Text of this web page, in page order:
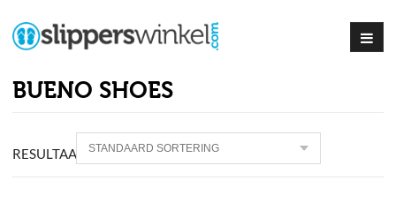
BUENO SHOES
RESULTAAT 1–63VAN 102 PRODUCTEN